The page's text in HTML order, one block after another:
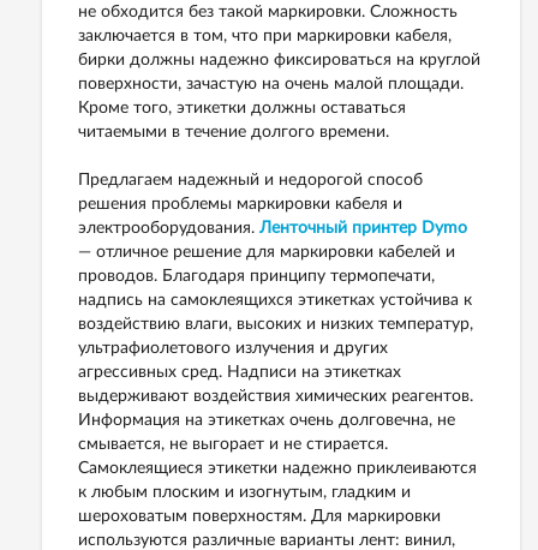
не обходится без такой маркировки. Сложность
заключается в том, что при маркировки кабеля,
бирки должны надежно фиксироваться на круглой
поверхности, зачастую на очень малой площади.
Кроме того, этикетки должны оставаться
читаемыми в течение долгого времени.
Предлагаем надежный и недорогой способ
решения проблемы маркировки кабеля и
электрооборудования. Ленточный принтер Dymo
— отличное решение для маркировки кабелей и
проводов. Благодаря принципу термопечати,
надпись на самоклеящихся этикетках устойчива к
воздействию влаги, высоких и низких температур,
ультрафиолетового излучения и других
агрессивных сред. Надписи на этикетках
выдерживают воздействия химических реагентов.
Информация на этикетках очень долговечна, не
смывается, не выгорает и не стирается.
Самоклеящиеся этикетки надежно приклеиваются
к любым плоским и изогнутым, гладким и
шероховатым поверхностям. Для маркировки
используются различные варианты лент: винил,